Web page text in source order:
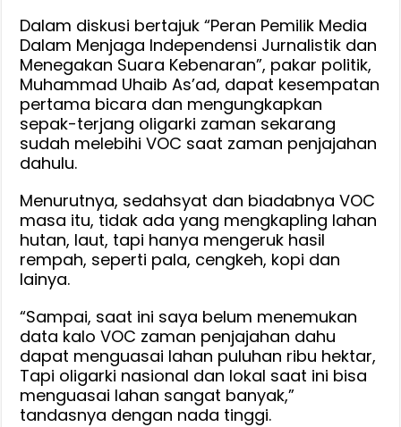
Dalam diskusi bertajuk “Peran Pemilik Media
Dalam Menjaga Independensi Jurnalistik dan
Menegakan Suara Kebenaran”, pakar politik,
Muhammad Uhaib As’ad, dapat kesempatan
pertama bicara dan mengungkapkan
sepak-terjang oligarki zaman sekarang
sudah melebihi VOC saat zaman penjajahan
dahulu.
Menurutnya, sedahsyat dan biadabnya VOC
masa itu, tidak ada yang mengkapling lahan
hutan, laut, tapi hanya mengeruk hasil
rempah, seperti pala, cengkeh, kopi dan
lainya.
“Sampai, saat ini saya belum menemukan
data kalo VOC zaman penjajahan dahu
dapat menguasai lahan puluhan ribu hektar,
Tapi oligarki nasional dan lokal saat ini bisa
menguasai lahan sangat banyak,”
tandasnya dengan nada tinggi.